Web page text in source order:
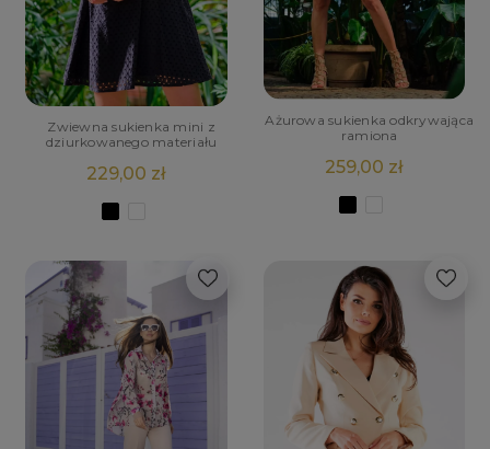
Zwiewna sukienka mini z
dziurkowanego materiału
229,00 zł
Ażurowa sukienka odkrywająca
ramiona
259,00 zł